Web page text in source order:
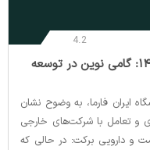
4.2
‌حضور مؤثر « برکت» در ایران فارما ۱۴۰۳: گامی نوین در توسعه
ایران فارما، به وضوح نشان
و تعامل با شرکت‌های خارجی
و دارویی برکت: در حالی که